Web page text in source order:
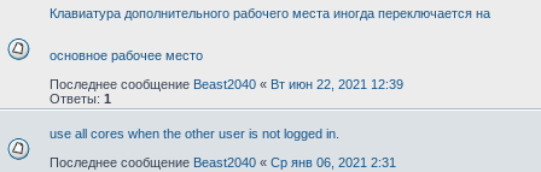
Клавиатура дополнительного рабочего места иногда переключается на
основное рабочее место
Последнее сообщение Beast2040 « Вт июн 22, 2021 12:39
Ответы: 1
use all cores when the other user is not logged in.
Последнее сообщение Beast2040 « Ср янв 06, 2021 2:31